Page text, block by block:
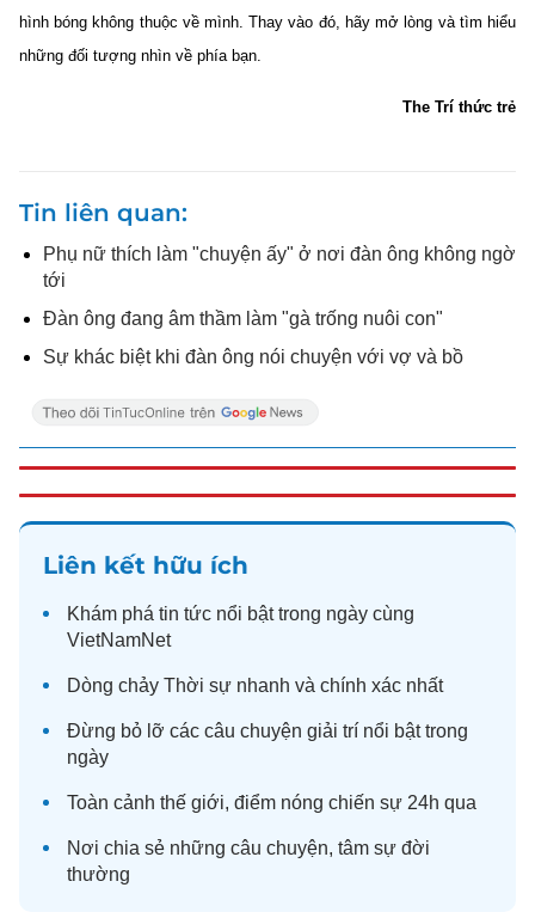
hình bóng không thuộc về mình. Thay vào đó, hãy mở lòng và tìm hiểu
những đối tượng nhìn về phía bạn.
The Trí thức trẻ
Tin liên quan
Phụ nữ thích làm "chuyện ấy" ở nơi đàn ông không ngờ
tới
Đàn ông đang âm thầm làm "gà trống nuôi con"
Sự khác biệt khi đàn ông nói chuyện với vợ và bồ
Liên kết hữu ích
Khám phá tin tức nổi bật trong ngày cùng
VietNamNet
Dòng chảy Thời sự nhanh và chính xác nhất
Đừng bỏ lỡ các câu chuyện giải trí nổi bật trong
ngày
Toàn cảnh thế giới, điểm nóng chiến sự 24h qua
Nơi chia sẻ những câu chuyện, tâm sự đời
thường